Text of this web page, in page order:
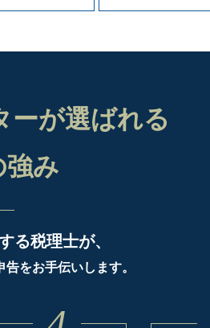
ーが選ばれる
強み
る税理士が、
をお手伝いします。